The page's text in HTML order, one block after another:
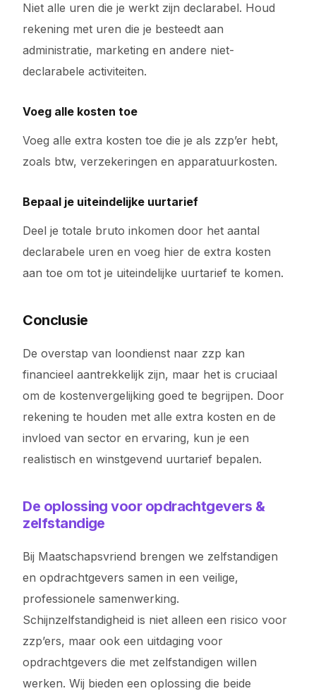
Niet alle uren die je werkt zijn declarabel. Houd
rekening met uren die je besteedt aan
administratie, marketing en andere niet-
declarabele activiteiten.
Voeg alle kosten toe
Voeg alle extra kosten toe die je als zzp’er hebt,
zoals btw, verzekeringen en apparatuurkosten.
Bepaal je uiteindelijke uurtarief
Deel je totale bruto inkomen door het aantal
declarabele uren en voeg hier de extra kosten
aan toe om tot je uiteindelijke uurtarief te komen.
Conclusie
De overstap van loondienst naar zzp kan
financieel aantrekkelijk zijn, maar het is cruciaal
om de kostenvergelijking goed te begrijpen. Door
rekening te houden met alle extra kosten en de
invloed van sector en ervaring, kun je een
realistisch en winstgevend uurtarief bepalen.
De oplossing voor opdrachtgevers &
zelfstandige
Bij Maatschapsvriend brengen we zelfstandigen
en opdrachtgevers samen in een veilige,
professionele samenwerking.
Schijnzelfstandigheid is niet alleen een risico voor
zzp’ers, maar ook een uitdaging voor
opdrachtgevers die met zelfstandigen willen
werken. Wij bieden een oplossing die beide